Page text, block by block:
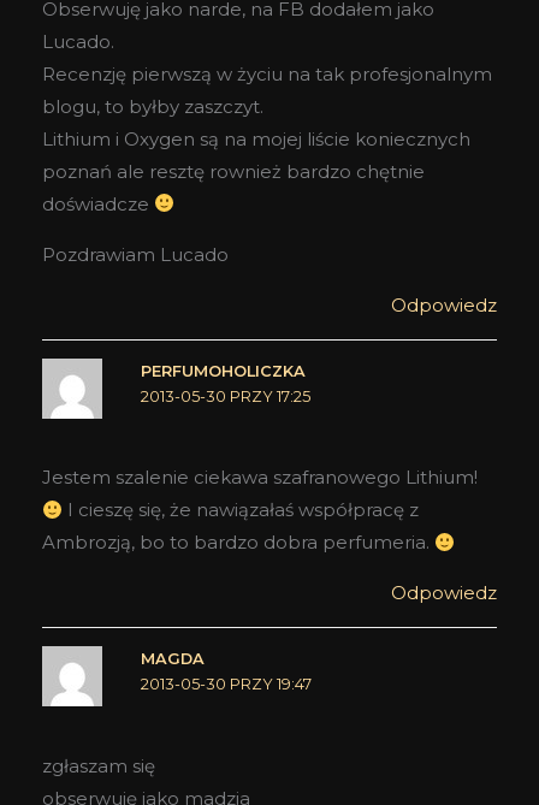
Obserwuję jako narde, na FB dodałem jako
Lucado.
Recenzję pierwszą w życiu na tak profesjonalnym
blogu, to byłby zaszczyt.
Lithium i Oxygen są na mojej liście koniecznych
poznań ale resztę rownież bardzo chętnie
doświadcze
Pozdrawiam Lucado
Odpowiedz
PERFUMOHOLICZKA
2013-05-30 PRZY 17:25
Jestem szalenie ciekawa szafranowego Lithium!
I cieszę się, że nawiązałaś współpracę z
Ambrozją, bo to bardzo dobra perfumeria.
Odpowiedz
MAGDA
2013-05-30 PRZY 19:47
zgłaszam się
obserwuję jako madzia